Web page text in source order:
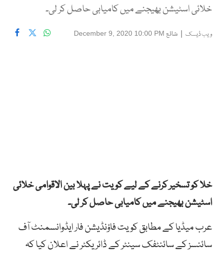
خلائی اسٹیشن بھیجنے میں کامیابی حاصل کر لی۔
ویب ڈیسک | شائع December 9, 2020 10:00 PM
خلا کو تسخیر کرنے کے لیے کویت نے پہلا بین الاقوامی خلائی
اسٹیشن بھیجنے میں کامیابی حاصل کر لی۔
عرب میڈیا کے مطابق کویت فاؤنڈیشن فار ایڈوانسمنٹ آف
سائنسز کے سائنٹفک سینٹر کے ڈائریکٹر نے اعلان کیا کہ